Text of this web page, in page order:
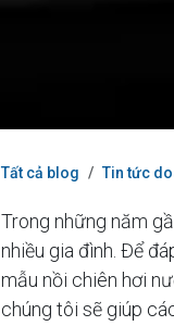
Tất cả blog Tin tức
Trong những năm
nhiều gia đình. Để
mẫu nồi chiên hơi
chúng tôi sẽ giúp